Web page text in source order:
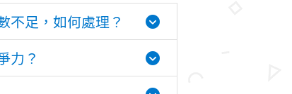
不足，如何處理？
力？